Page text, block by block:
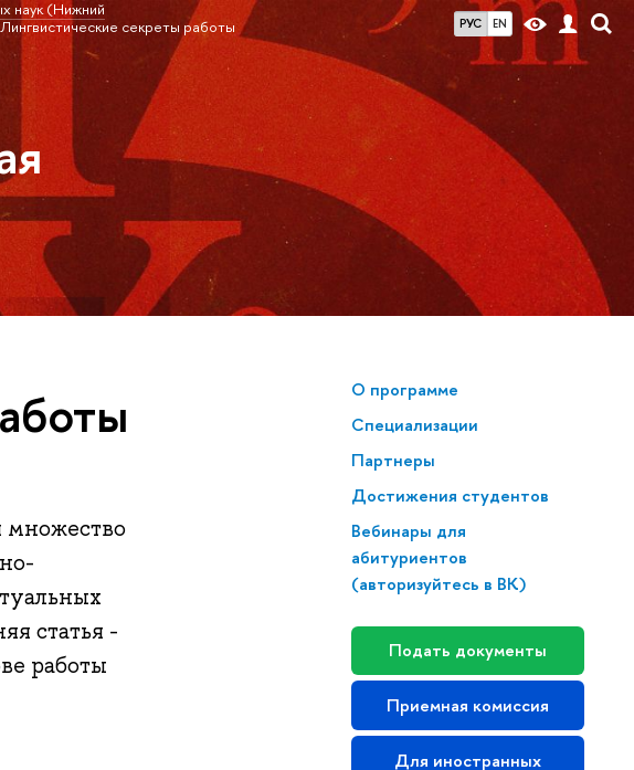
РУС EN
наук (Нижний
Лингвистические секреты работы
О программе
Спе­ци­а­ли­за­ции
Партнеры
Достижения студентов
Вебинары для
абитуриентов
(авторизуйтесь в ВК)
Подать документы
Приемная комиссия
Для иностранных
множество
статья -
работы